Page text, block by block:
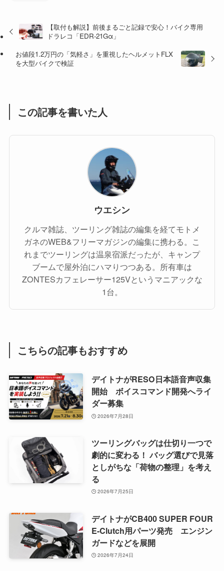
(47)
(1)
(16)
【取付も解説】前後まるごと記録で安心！バイク専用
ドラレコ「EDR-21Gα」
お値段1.2万円の「気軽さ」を重視したヘルメットFLX
を大型バイクで検証
この記事を書いた人
ウエシン
クルマ雑誌、ツーリング雑誌の編集を経てモトメ
ガネのWEB&フリーマガジンの編集に携わる。こ
れまでツーリングは温泉宿派だったが、キャンプ
ブームで屋外泊にハマりつつある。所有車は
ZONTESカフェレーサー125Vというマニアックな
1台。
こちらの記事もおすすめ
デイトナがRESO日本語音声収集
開始 ボイスコマンド開発へライ
ダー募集
2026年7月28日
ツーリングバッグは仕切り一つで
劇的に変わる！ バッグ選びで見落
としがちな「荷物の整理」を考え
る
2026年7月25日
デイトナがCB400 SUPER FOUR
E-Clutch用パーツ発売 エンジン
ガードなどを展開
2026年7月24日